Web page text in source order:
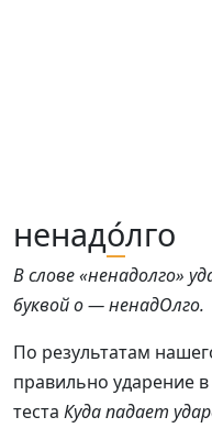
ненадо́лго
В слове «ненадолго»
буквой о — ненадОлго.
По результатам
правильно ударение
теста Куда падает